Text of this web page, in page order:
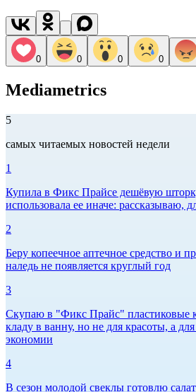
0 0 0 0
Mediametrics
5
самых читаемых новостей недели
1
Купила в Фикс Прайсе дешёвую
использовала ее иначе: рассказываю,
2
Беру копеечное аптечное средство и
наледь не появляется круглый год
3
Скупаю в "Фикс Прайс" пластиковые
кладу в ванну, но не для красоты, а
экономии
4
В сезон молодой свеклы готовлю